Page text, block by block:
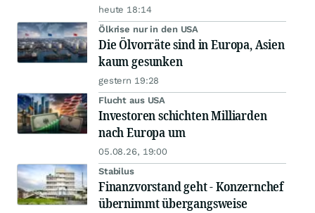
heute 18:14
Ölkrise nur in den USA
Die Ölvorräte sind in Europa, Asien
kaum gesunken
gestern 19:28
Flucht aus USA
Investoren schichten Milliarden
nach Europa um
05.08.26, 19:00
Stabilus
Finanzvorstand geht - Konzernchef
übernimmt übergangsweise